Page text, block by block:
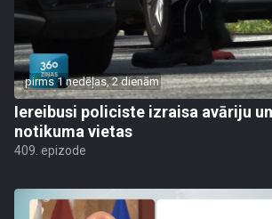
pirms 1 nedēļas, 2 dienām
Iereibusi policiste izraisa avāriju
notikuma vietas
409. epizode